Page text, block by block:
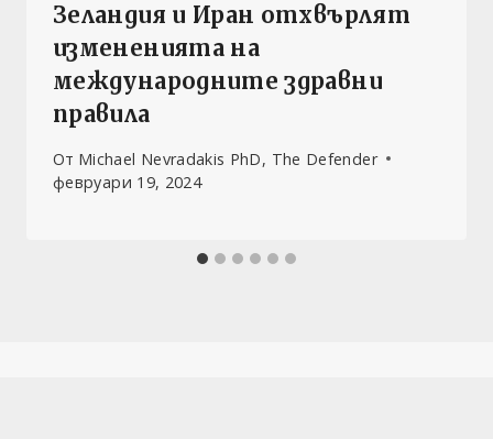
Зеландия и Иран отхвърлят
измененията на
международните здравни
правила
От Michael Nevradakis PhD, The Defender
февруари 19, 2024